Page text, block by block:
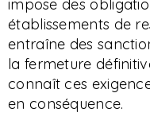
impose des
établissements de
entraîne des
la fermeture
connaît ces
en conséquence.